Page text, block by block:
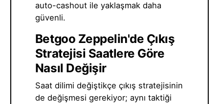
auto-cashout ile yaklaşmak daha
güvenli.
Betgoo Zeppelin'de Çıkış
Stratejisi Saatlere Göre
Nasıl Değişir
Saat dilimi değiştikçe çıkış stratejisinin
de değişmesi gerekiyor; aynı taktiği